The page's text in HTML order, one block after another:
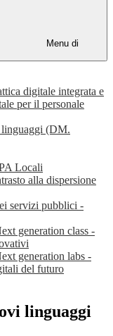
Menu di
digitale integrata e
per il personale
linguaggi (DM.
Locali
alla dispersione
servizi pubblici -
generation class -
generation labs -
del futuro
linguaggi